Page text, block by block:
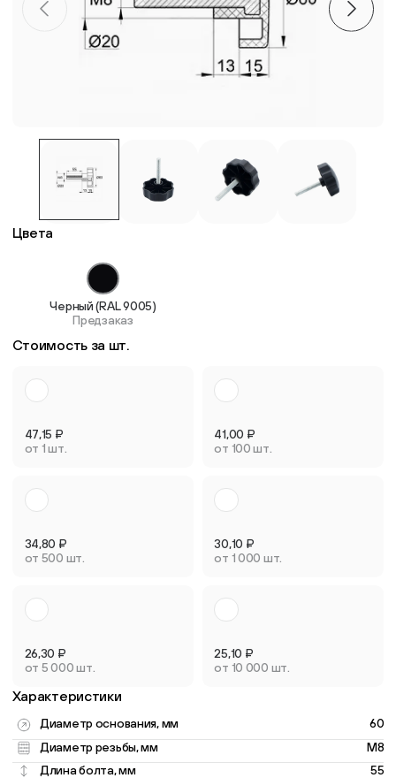
Цвета
Черный (RAL 9005)
Предзаказ
Стоимость за шт.
47,15 ₽
от 1 шт.
41,00 ₽
от 100 шт.
34,80 ₽
от 500 шт.
30,10 ₽
от 1 000 шт.
26,30 ₽
от 5 000 шт.
25,10 ₽
от 10 000 шт.
Характеристики
Диаметр основания, мм
60
Диаметр резьбы, мм
M8
Длина болта, мм
55
Пластиковые столешницы для школьных парт
Стулья
Система выравнивания плитки